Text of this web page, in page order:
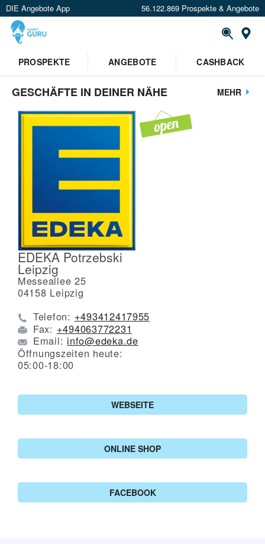
DIE Angebote App 56.122.869 Prospekte & Angebote
PROSPEKTE
ANGEBOTE CASHBACK
GESCHÄFTE IN DEINER NÄHE MEHR
EDEKA Potrzebski
Leipzig
Messeallee 25
04158 Leipzig
Telefon: +493412417955
Fax: +494063772231
Email: info@edeka.de
Öffnungszeiten heute:
05:00-18:00
WEBSEITE
ONLINE SHOP
FACEBOOK